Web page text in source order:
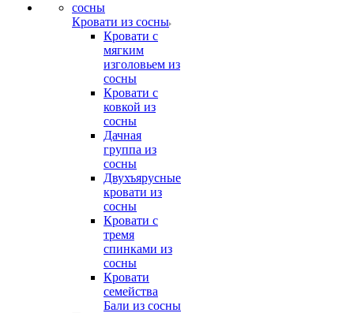
Кровати из сосны
Кровати с
мягким
изголовьем из
сосны
Кровати с
ковкой из
сосны
Дачная
группа из
сосны
Двухъярусные
кровати из
сосны
Кровати с
тремя
спинками из
сосны
Кровати
семейства
Бали из сосны